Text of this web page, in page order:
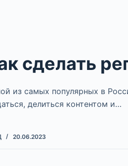
сделать
из самых популярных в
делиться контентом и…
20.06.2023